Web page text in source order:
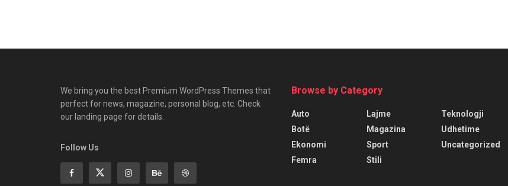
We bring you the best Premium WordPress Themes that
perfect for news, magazine, personal blog, etc. Check
our landing page for details.
Follow Us
Browse by Category
Auto
Botë
Ekonomi
Femra
Lajme
Magazina
Sport
Stili
Teknologji
Udhetime
Uncategorized